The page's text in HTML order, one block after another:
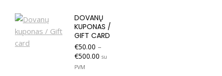
DOVANŲ
KUPONAS /
GIFT CARD
€50.00 –
€500.00 su
PVM